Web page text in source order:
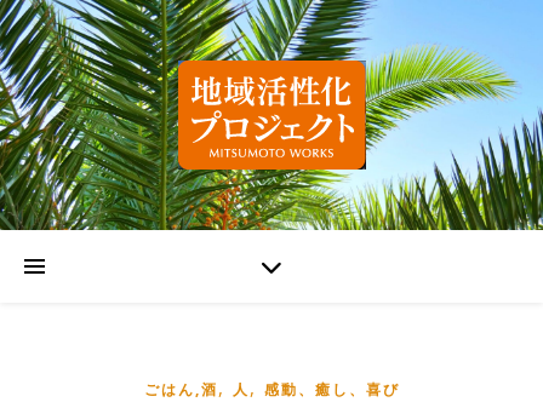
ごはん,酒, 人 , 感動、癒し、喜び